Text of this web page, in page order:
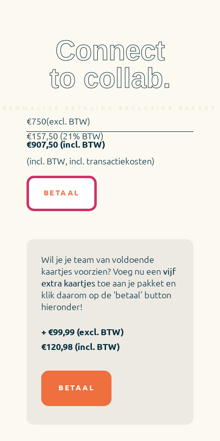
Connect
to collab.
€750(excl. BTW)
€157,50 (21% BTW)
€907,50 (incl. BTW)
(incl. BTW, incl. transactiekosten)
BETAAL
Wil je je team van voldoende
kaartjes voorzien? Voeg nu eenvijf
extra kaartjes toe aan je pakket en
klik daarom op de ‘betaal’ button
hieronder!
+ €99,99 (excl. BTW)
€120,98 (incl. BTW)
BETAAL